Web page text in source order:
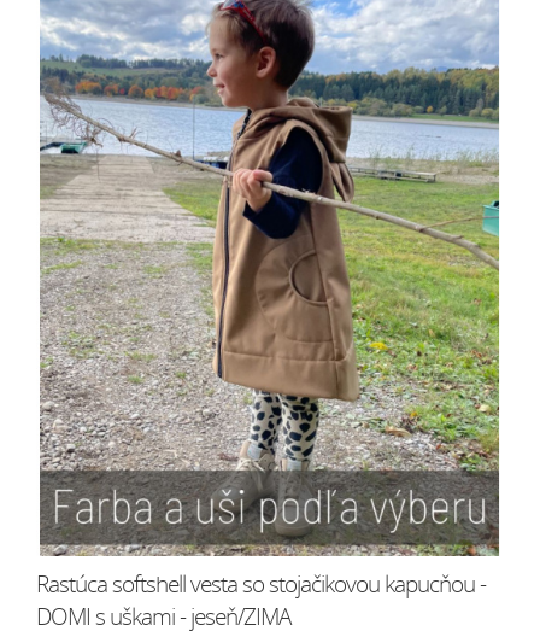
Rastúca softshell vesta so stojačikovou kapucňou -
DOMI s uškami - jeseň/ZIMA